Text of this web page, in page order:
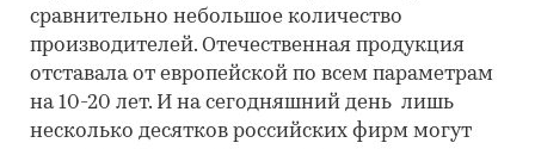
сравнительно небольшое количество
производителей. Отечественная продукция
отставала от европейской по всем параметрам
на 10-20 лет. И на сегодняшний день лишь
несколько десятков российских фирм могут